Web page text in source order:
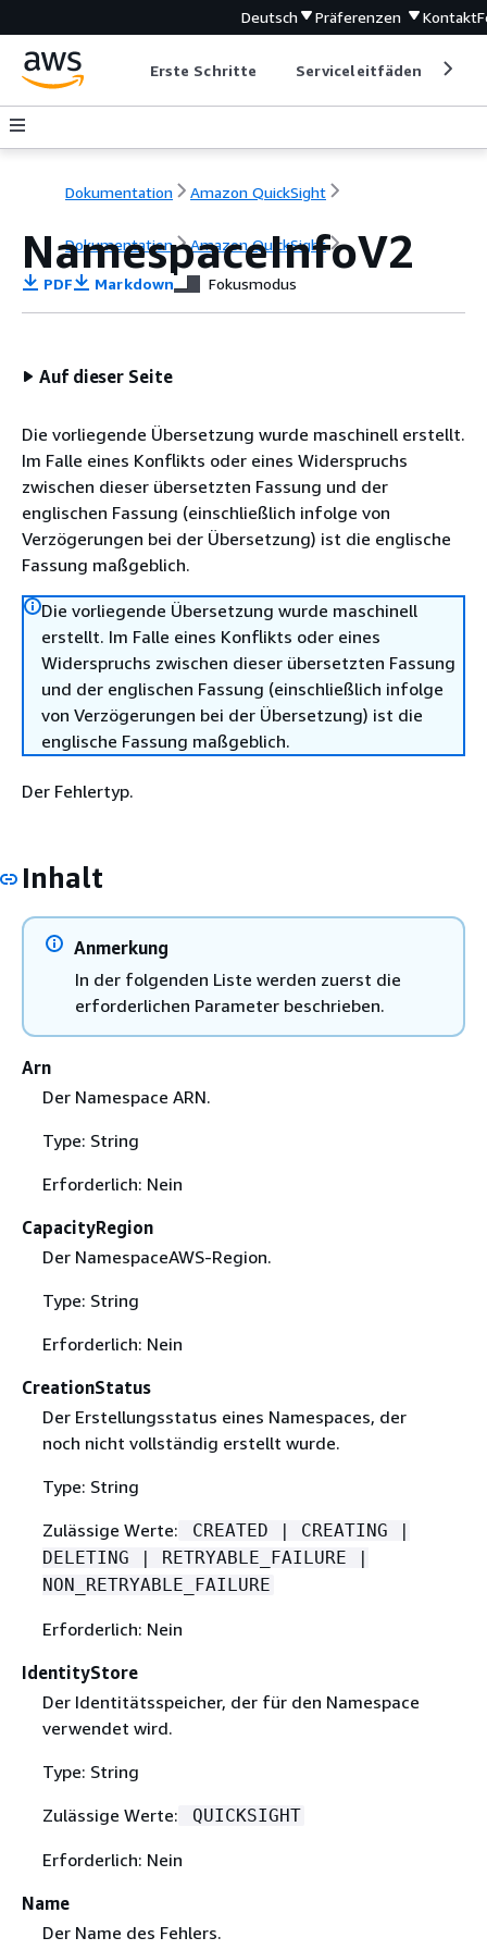
Deutsch Präferenzen Kontakt
Erste Schritte Serviceleitfäden
Dokumentation Amazon QuickSight
Dokumentation Amazon QuickSight
NamespaceInfoV2
PDF Markdown Fokusmodus
Auf dieser Seite
Die vorliegende Übersetzung wurde maschinell erstellt.
Im Falle eines Konflikts oder eines Widerspruchs
zwischen dieser übersetzten Fassung und der
englischen Fassung (einschließlich infolge von
Verzögerungen bei der Übersetzung) ist die englische
Fassung maßgeblich.
Die vorliegende Übersetzung wurde maschinell
erstellt. Im Falle eines Konflikts oder eines
Widerspruchs zwischen dieser übersetzten Fassung
und der englischen Fassung (einschließlich infolge
von Verzögerungen bei der Übersetzung) ist die
englische Fassung maßgeblich.
Der Fehlertyp.
Inhalt
Anmerkung
In der folgenden Liste werden zuerst die
erforderlichen Parameter beschrieben.
Arn
Der Namespace ARN.
Type: String
Erforderlich: Nein
CapacityRegion
Der NamespaceAWS-Region.
Type: String
Erforderlich: Nein
CreationStatus
Der Erstellungsstatus eines Namespaces, der
noch nicht vollständig erstellt wurde.
Type: String
Zulässige Werte:
CREATED | CREATING |
DELETING | RETRYABLE_FAILURE |
NON_RETRYABLE_FAILURE
Erforderlich: Nein
IdentityStore
Der Identitätsspeicher, der für den Namespace
verwendet wird.
Type: String
Zulässige Werte:
QUICKSIGHT
Erforderlich: Nein
Name
Der Name des Fehlers.